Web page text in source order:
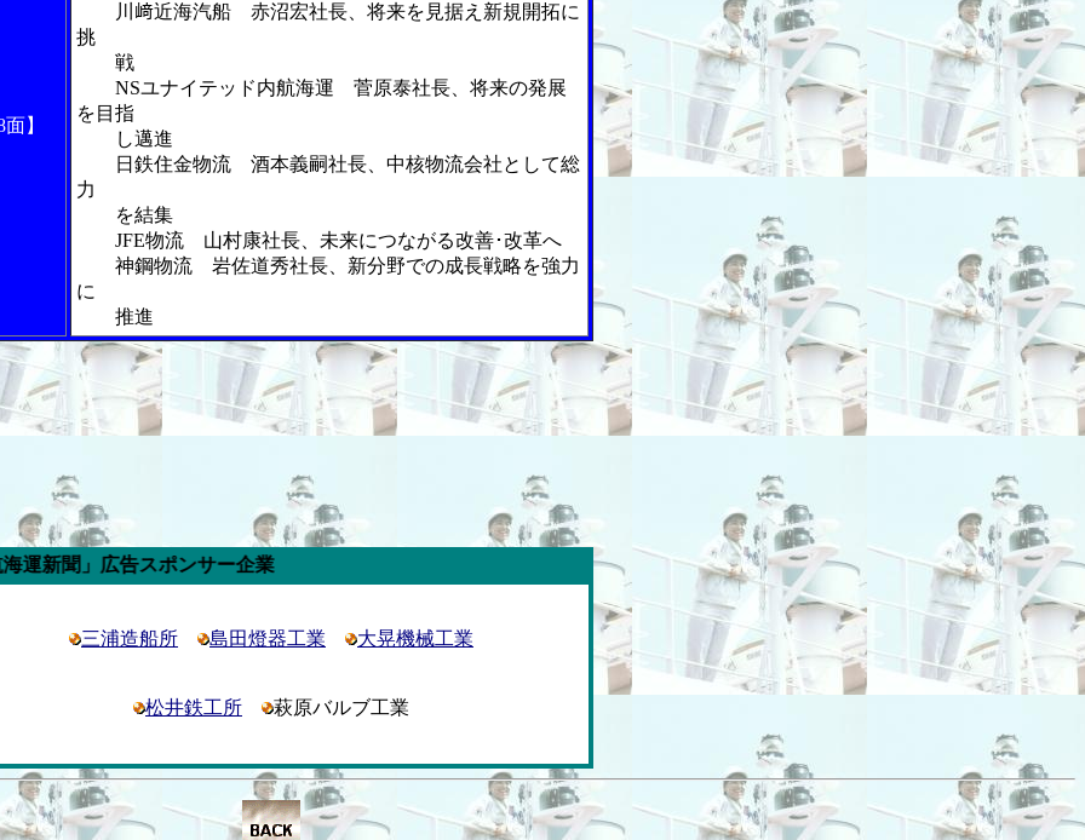
】
川﨑近海汽船 赤沼宏社長、将来を見据え新規開拓に
挑
戦
NSユナイテッド内航海運 菅原泰社長、将来の発展
を目指
し邁進
日鉄住金物流 酒本義嗣社長、中核物流会社として総
力
を結集
JFE物流 山村康社長、未来につながる改善･改革へ
神鋼物流 岩佐道秀社長、新分野での成長戦略を強力
に
推進
告スポンサー企業
三浦造船所 島田燈器工業 大晃機械工業
松井鉄工所 萩原バルブ工業